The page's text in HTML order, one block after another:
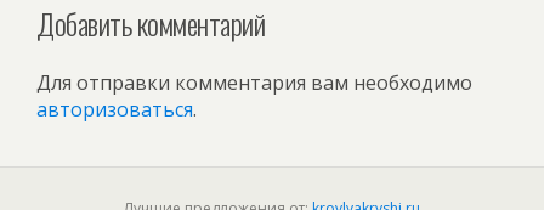
Добавить комментарий
Для отправки комментария вам необходимо
авторизоваться.